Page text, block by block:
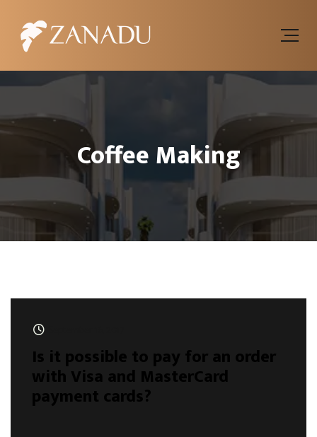
Coffee Making
Is it possible to pay for an order
with Visa and MasterCard
payment cards?